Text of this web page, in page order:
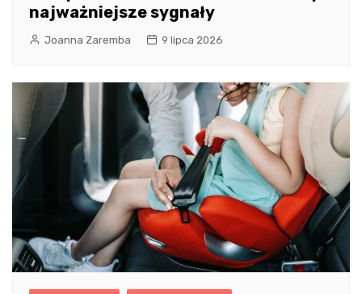
najważniejsze sygnały
Joanna Zaremba 9 lipca 2026